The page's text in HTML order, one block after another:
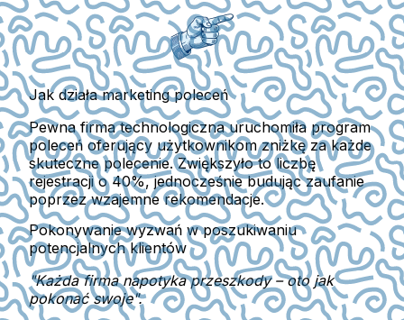
Jak działa marketing poleceń
Pewna firma technologiczna uruchomiła program
poleceń oferujący użytkownikom zniżkę za każde
skuteczne polecenie. Zwiększyło to liczbę
rejestracji o 40%, jednocześnie budując zaufanie
poprzez wzajemne rekomendacje.
Pokonywanie wyzwań w poszukiwaniu
potencjalnych klientów
"Każda firma napotyka przeszkody – oto jak
pokonać swoje".